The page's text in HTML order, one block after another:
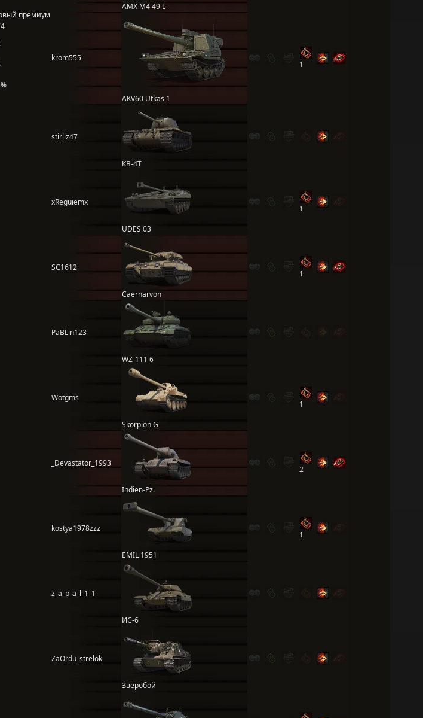
премиум
AMX M4 49 L
krom555
AKV60 Utkas 1
1
stirliz47
КВ-4Т
xReguiemx
UDES 03
1
SC1612
Caernarvon
1
PaBLin123
WZ-111 6
Wotgms
Skorpion G
1
_Devastator_1993
Indien-Pz.
2
kostya1978zzz
EMIL 1951
1
z_a_p_a_l_1_1
ИС-6
ZaOrdu_strelok
Зверобой